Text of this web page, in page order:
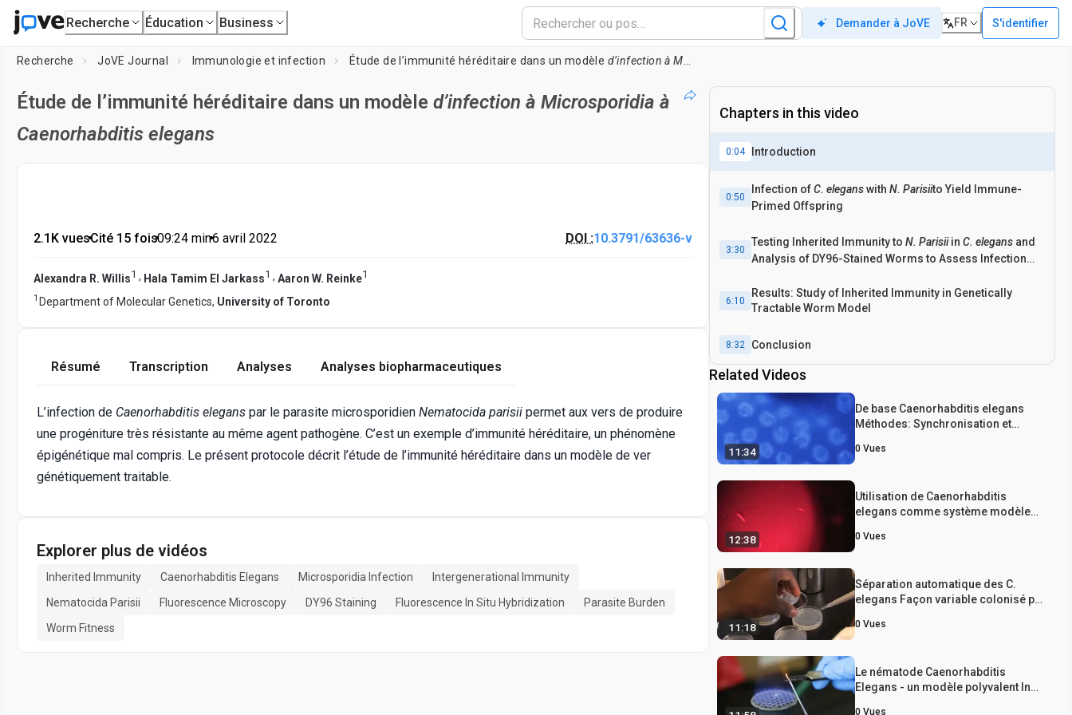
Recherche Éducation Business Demander à JoVE FR S'identifier
Recherche JoVE Journal Immunologie et infection Étude de l’immunité héréditaire dans un modèle d’infection à Microsporidia à Caenorhabditis elegans
Étude de l’immunité héréditaire dans un modèle d’infection à Microsporidia à
Caenorhabditis elegans
2.1K vues•Cité 15 fois•09:24 min•6 avril 2022 DOI :10.3791/63636-v
Alexandra R. Willis1 , Hala Tamim El Jarkass1 , Aaron W. Reinke1
1 Department of Molecular Genetics, University of Toronto
Résumé Transcription Analyses Analyses biopharmaceutiques
L’infection de Caenorhabditis elegans par le parasite microsporidien Nematocida parisii permet aux vers de produire
une progéniture très résistante au même agent pathogène. C’est un exemple d’immunité héréditaire, un phénomène
épigénétique mal compris. Le présent protocole décrit l’étude de l’immunité héréditaire dans un modèle de ver
génétiquement traitable.
Explorer plus de vidéos
Inherited Immunity Caenorhabditis Elegans Microsporidia Infection
Intergenerational Immunity
Nematocida Parisii
Fluorescence Microscopy DY96 Staining Fluorescence In Situ Hybridization
Parasite Burden
Worm Fitness
Chapters in this video
0:04 Introduction
0:50
Infection ofC. eleganswith N. Parisiito Yield Immune-
Primed Offspring
3:30
Testing Inherited Immunity to N. Parisiiin C. elegans and
Analysis of DY96-Stained Worms to Assess Infection
6:10
Results: Study of Inherited Immunity in Genetically
Tractable Worm Model
8:32 Conclusion
Related Videos
11:34
De base Caenorhabditis elegans
Méthodes: Synchronisation et
0 Vues
12:38
Utilisation de Caenorhabditis
elegans comme système modèle
protéines dans un organisme
0 Vues
11:18
Séparation automatique des C.
elegans Façon variable colonisé par
0 Vues
Le nématode Caenorhabditis
Elegans - un modèle polyvalent In
0 Vues